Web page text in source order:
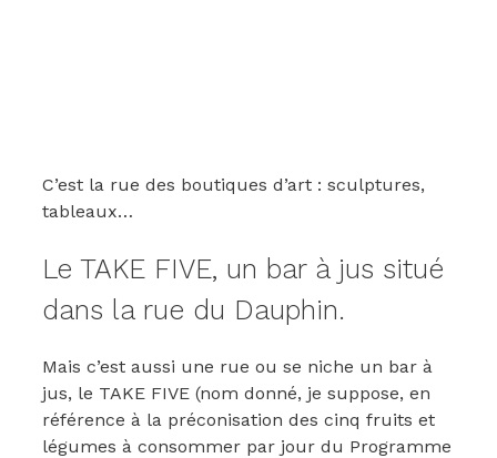
C’est la rue des boutiques d’art : sculptures,
tableaux…
Le TAKE FIVE, un bar à jus situé
dans la rue du Dauphin.
Mais c’est aussi une rue ou se niche un bar à
jus, le TAKE FIVE (nom donné, je suppose, en
référence à la préconisation des cinq fruits et
légumes à consommer par jour du Programme